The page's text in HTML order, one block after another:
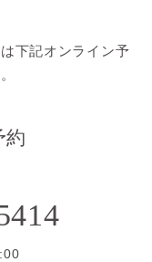
下記オンライン予
約